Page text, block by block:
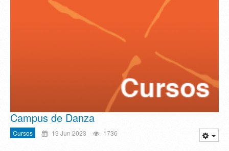
Campus de Danza
Cursos 19 Jun 2023 1736